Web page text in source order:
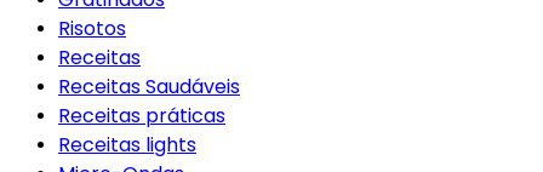
Risotos
Receitas
Receitas Saudáveis
Receitas práticas
Receitas lights